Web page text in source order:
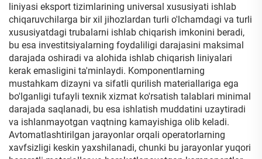
liniyasi eksport tizimlarining universal xususiyati ishlab
chiqaruvchilarga bir xil jihozlardan turli o'lchamdagi va turli
xususiyatdagi trubalarni ishlab chiqarish imkonini beradi,
bu esa investitsiyalarning foydaliligi darajasini maksimal
darajada oshiradi va alohida ishlab chiqarish liniyalari
kerak emasligini ta'minlaydi. Komponentlarning
mustahkam dizayni va sifatli qurilish materiallariga ega
bo'lganligi tufayli texnik xizmat ko'rsatish talablari minimal
darajada saqlanadi, bu esa ishlatish muddatini uzaytiradi
va ishlanmayotgan vaqtning kamayishiga olib keladi.
Avtomatlashtirilgan jarayonlar orqali operatorlarning
xavfsizligi keskin yaxshilanadi, chunki bu jarayonlar yuqori